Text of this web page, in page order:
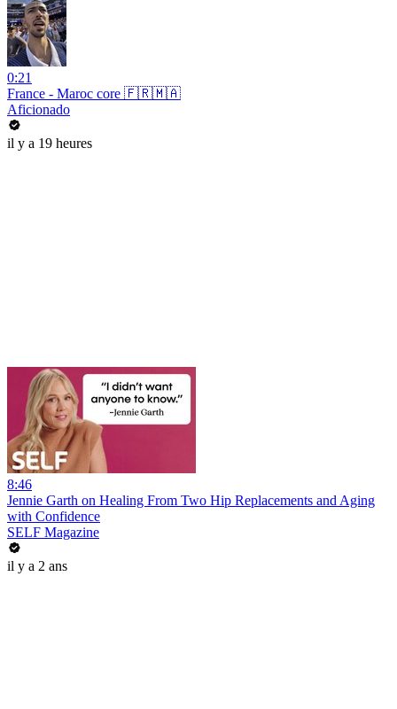
0:21
France - Maroc core 🇫🇷🇲🇦
Aficionado
il y a 19 heures
8:46
Jennie Garth on Healing From Two Hip Replacements and Aging
with Confidence
SELF Magazine
il y a 2 ans